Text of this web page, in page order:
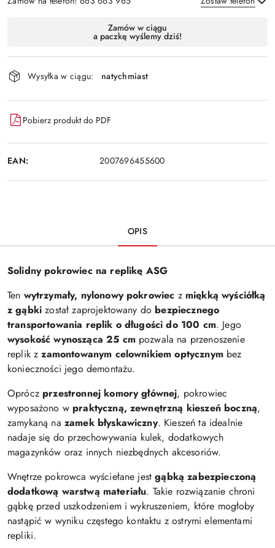
Wyślij
dostawa
Zamów w ciągu
a paczkę wyślemy dziś!
Wysyłka w ciągu: natychmiast
Pobierz produkt do PDF
EAN: 2007696455600
OPIS
Solidny pokrowiec na replikę ASG
Ten wytrzymały, nylonowy pokrowiec z miękką wyściółką
z gąbki został zaprojektowany do bezpiecznego
transportowania replik o długości do 100 cm. Jego
wysokość wynosząca 25 cmpozwala na przenoszenie
replik zzamontowanym celownikiem optycznymbez
konieczności jego demontażu.
Oprócz przestronnej komory głównej, pokrowiec
wyposażono w praktyczną, zewnętrzną kieszeń boczną,
zamykaną na zamek błyskawiczny. Kieszeń ta idealnie
nadaje się do przechowywania kulek, dodatkowych
magazynków oraz innych niezbędnych akcesoriów.
Wnętrze pokrowca wyściełane jestgąbką zabezpieczoną
dodatkową warstwą materiału. Takie rozwiązanie chroni
gąbkę przed uszkodzeniem i wykruszeniem, które mogłoby
nastąpić w wyniku częstego kontaktu z ostrymi elementami
repliki.